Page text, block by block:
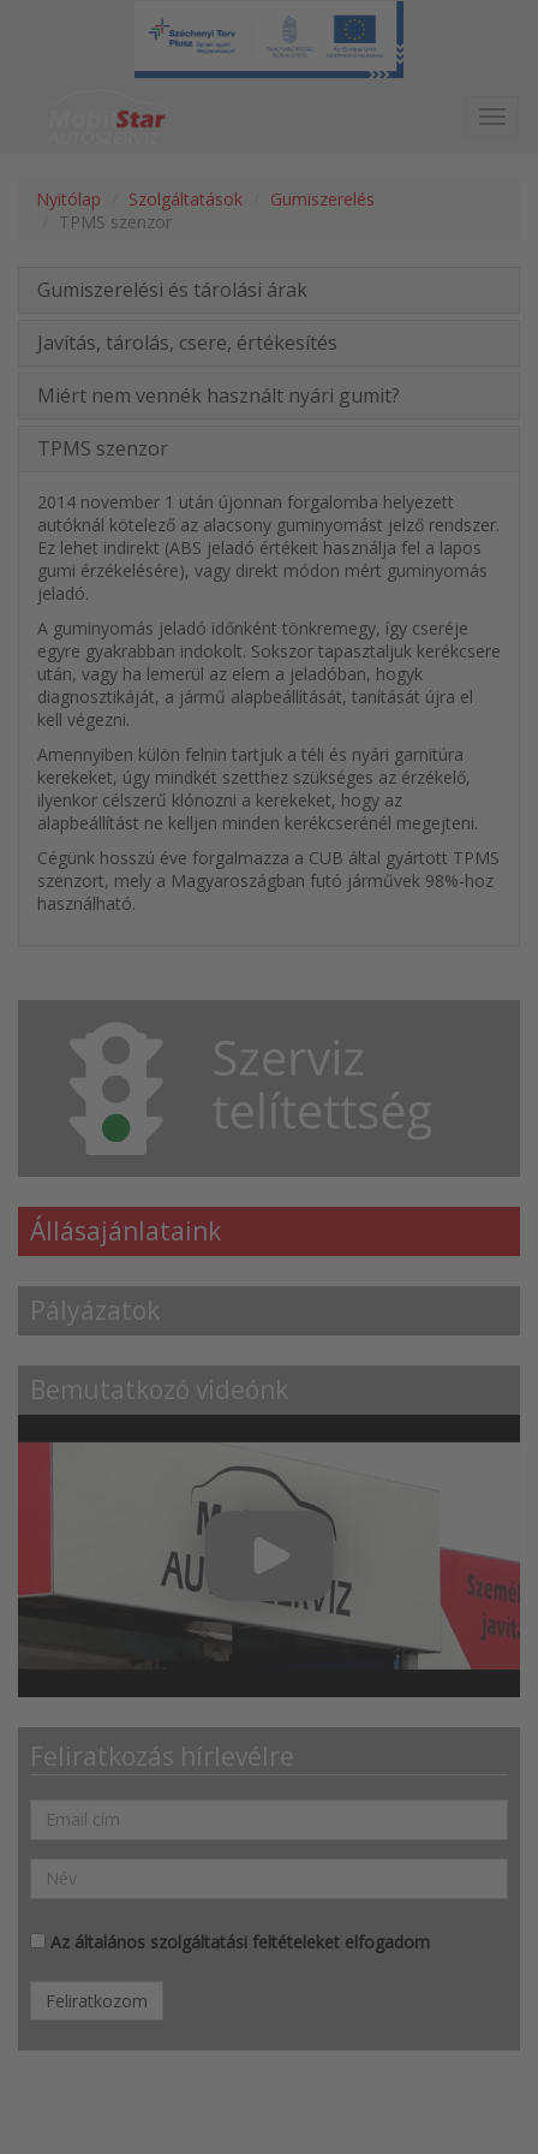
Nyitólap Szolgáltatások
Gumiszerelés
TPMS szenzor
Gumiszerelési és tárolási árak
Javítás, tárolás, csere, értékesítés
Miért nem vennék használt nyári gumit?
TPMS szenzor
2014 november 1 után újonnan forgalomba helyezett
autóknál kötelező az alacsony guminyomást jelző rendszer.
Ez lehet indirekt (ABS jeladó értékeit használja fel a lapos
gumi érzékelésére), vagy direkt módon mért guminyomás
jeladó.
A guminyomás jeladó időnként tönkremegy, így cseréje
egyre gyakrabban indokolt. Sokszor tapasztaljuk kerékcsere
után, vagy ha lemerül az elem a jeladóban, hogyk
diagnosztikáját, a jármű alapbeállítását, tanítását újra el
kell végezni.
Amennyiben külön felnin tartjuk a téli és nyári garnitúra
kerekeket, úgy mindkét szetthez szükséges az érzékelő,
ilyenkor célszerű klónozni a kerekeket, hogy az
alapbeállítást ne kelljen minden kerékcserénél megejteni.
Cégünk hosszú éve forgalmazza a CUB által gyártott TPMS
szenzort, mely a Magyaroszágban futó járművek 98%-hoz
használható.
Állásajánlataink
Pályázatok
Bemutatkozó videónk
Feliratkozás hírlevélre
Az általános szolgáltatási feltételeket elfogadom